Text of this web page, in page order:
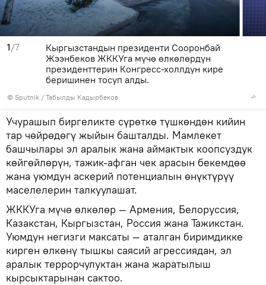
1/7
© Sputnik / Табылды Кадырбеков
Кыргызстандын президенти Сооронбай
Жээнбеков ЖККУга мүчө өлкөлөрдүн
президенттерин Конгресс-холлдун кире
беришинен тосуп алды.
Учурашып биргеликте сүрөткө түшкөндөн кийин
тар чөйрөдөгү жыйын башталды. Мамлекет
башчылары эл аралык жана аймактык коопсуздук
көйгөйлөрүн, тажик-афган чек арасын бекемдөө
жана уюмдун аскерий потенциалын өнүктүрүү
маселелерин талкуулашат.
ЖККУга мүчө өлкөлөр — Армения, Белоруссия,
Казакстан, Кыргызстан, Россия жана Тажикстан.
Уюмдун негизги максаты — аталган биримдикке
кирген өлкөнү тышкы саясий агрессиядан, эл
аралык террорчулуктан жана жаратылыш
кырсыктарынан сактоо.